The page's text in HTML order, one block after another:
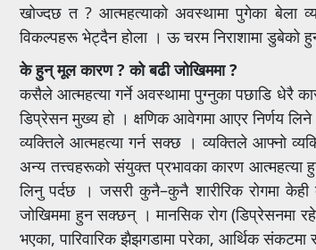
खोज्दछ त ? आत्महत्याको अवस्थामा पुगेका बेला
विकल्पहरू भेट्दैन होला । ऊ चरम निराशामा डुबेको
के हुन् मूल कारण ? को बढी जोखिममा ?
कसैले आत्महत्या गर्ने अवस्थामा पुग्नुका पछाडि धेरै
डिप्रेसन मुख्य हो । क्षणिक आवेगमा आएर निर्णय लिने
व्यक्तिले आत्महत्या गर्न सक्छ । व्यक्तिले आफ्नो
अन्य तत्त्वहरूको संयुक्त प्रभावका कारण आत्महत्या
लिनु पर्दछ । जसरी कुनै–कुनै शारीरिक रोगमा
जोखिममा हुन सक्छन् । मानसिक रोग (डिप्रेसनमा
भएका, पारिवारिक झैझगडामा परेका, आर्थिक